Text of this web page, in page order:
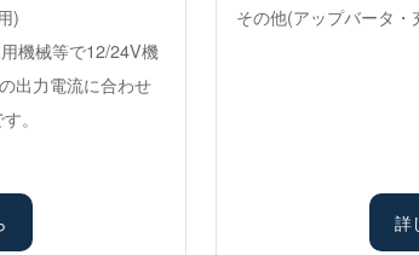
)
機械等で12/24V機
出力電流に合わせ
。
その他(アップバータ・
詳